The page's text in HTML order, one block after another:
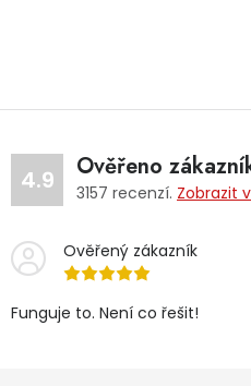
4.9 Ověřeno
3157 recenzí. Zobrazit
Ověřený zákazník
Funguje to. Není co řešit!